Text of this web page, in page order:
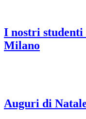
I nostri
Milano
Auguri di